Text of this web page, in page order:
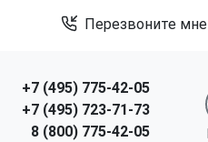
Перезвоните мне
+7 (495) 775-42-05
+7 (495) 723-71-73
8 (800) 775-42-05